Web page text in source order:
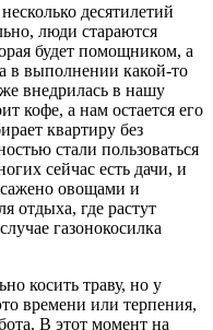
десятилетий
люди стараются
будет помощником, а
в выполнении какой-то
внедрилась в нашу
кофе, а нам остается его
квартиру без
стали пользоваться
сейчас есть дачи, и
овощами и
отдыха, где растут
газонокосилка
косить траву, но у
времени или терпения,
В этот момент на